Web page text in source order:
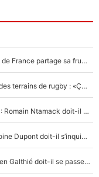
Mis de côté par Fabien Galthié, un joueur du XV de France partage sa frustration : «ils ne me l’ont pas dit tout de suite»
La raison d'être de Matthieu Jalibert en dehors des terrains de rugby : «Ça m'atteint autant que si tu touches à un membre de ma famille»
XV de France - Matthieu Jalibert a tout changé : Romain Ntamack doit-il s’inquiéter pour sa place à un an de la Coupe du monde ?
«Le XV de France est meilleur avec Lucu» : Antoine Dupont doit-il s’inquiéter pour sa place ?
Le XV de France a trouvé son remplaçant : Fabien Galthié doit-il se passer d'Antoine Dupont ?